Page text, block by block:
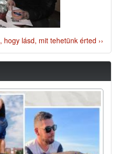
lásd, mit tehetünk érted ››